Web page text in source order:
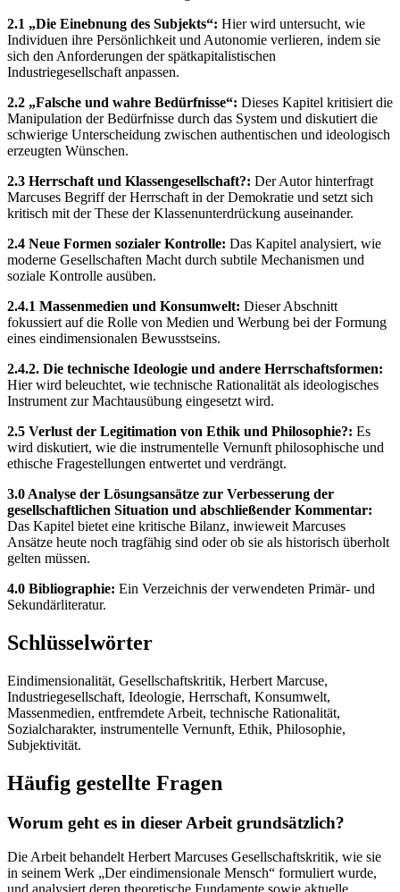
2.1 „Die Einebnung des Subjekts“: Hier wird untersucht, wie
Individuen ihre Persönlichkeit und Autonomie verlieren, indem sie
sich den Anforderungen der spätkapitalistischen
Industriegesellschaft anpassen.
2.2 „Falsche und wahre Bedürfnisse“: Dieses Kapitel kritisiert die
Manipulation der Bedürfnisse durch das System und diskutiert die
schwierige Unterscheidung zwischen authentischen und ideologisch
erzeugten Wünschen.
2.3 Herrschaft und Klassengesellschaft?: Der Autor hinterfragt
Marcuses Begriff der Herrschaft in der Demokratie und setzt sich
kritisch mit der These der Klassenunterdrückung auseinander.
2.4 Neue Formen sozialer Kontrolle: Das Kapitel analysiert, wie
moderne Gesellschaften Macht durch subtile Mechanismen und
soziale Kontrolle ausüben.
2.4.1 Massenmedien und Konsumwelt: Dieser Abschnitt
fokussiert auf die Rolle von Medien und Werbung bei der Formung
eines eindimensionalen Bewusstseins.
2.4.2. Die technische Ideologie und andere Herrschaftsformen:
Hier wird beleuchtet, wie technische Rationalität als ideologisches
Instrument zur Machtausübung eingesetzt wird.
2.5 Verlust der Legitimation von Ethik und Philosophie?: Es
wird diskutiert, wie die instrumentelle Vernunft philosophische und
ethische Fragestellungen entwertet und verdrängt.
3.0 Analyse der Lösungsansätze zur Verbesserung der
gesellschaftlichen Situation und abschließender Kommentar:
Das Kapitel bietet eine kritische Bilanz, inwieweit Marcuses
Ansätze heute noch tragfähig sind oder ob sie als historisch überholt
gelten müssen.
4.0 Bibliographie: Ein Verzeichnis der verwendeten Primär- und
Sekundärliteratur.
Schlüsselwörter
Eindimensionalität, Gesellschaftskritik, Herbert Marcuse,
Industriegesellschaft, Ideologie, Herrschaft, Konsumwelt,
Massenmedien, entfremdete Arbeit, technische Rationalität,
Sozialcharakter, instrumentelle Vernunft, Ethik, Philosophie,
Subjektivität.
Häufig gestellte Fragen
Worum geht es in dieser Arbeit grundsätzlich?
Die Arbeit behandelt Herbert Marcuses Gesellschaftskritik, wie sie
in seinem Werk „Der eindimensionale Mensch“ formuliert wurde,